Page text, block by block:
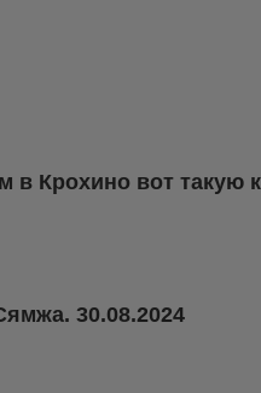
Крохино вот такую
30.08.2024